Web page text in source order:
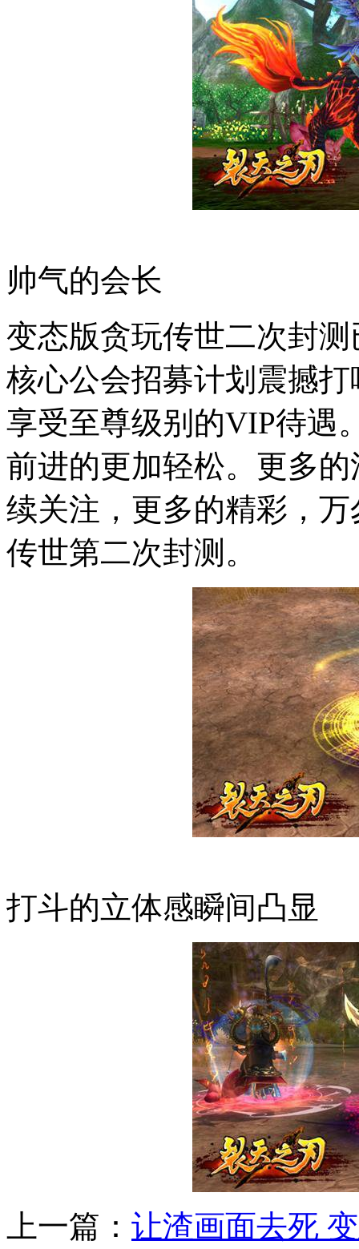
帅气的会长
变态版贪玩传世二次封
核心公会招募计划震撼
享受至尊级别的VIP待遇
前进的更加轻松。更多
续关注，更多的精彩，
传世第二次封测。
打斗的立体感瞬间凸显
上一篇： 让渣画面去死